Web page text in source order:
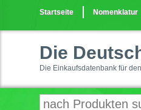
Startseite Nomenklatur
Die
Die Einkaufsdatenbank für